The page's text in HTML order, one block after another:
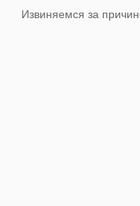
Извиняемся за